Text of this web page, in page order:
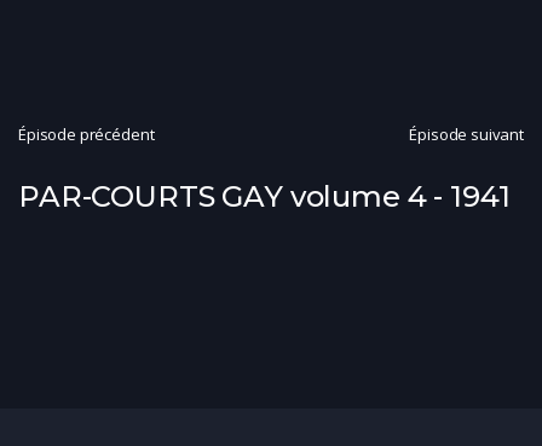
Épisode précédent Épisode suivant
PAR-COURTS GAY volume 4 - 1941